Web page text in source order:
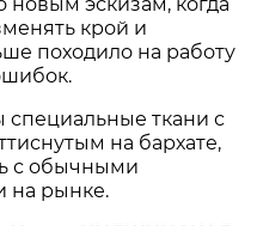
крой и
походило на работу
специальные ткани с
на бархате,
с обычными
на рынке.